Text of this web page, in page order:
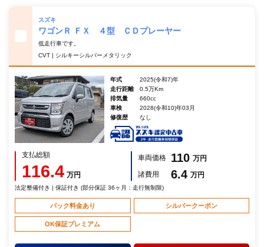
スズキ
ワゴンＲ ＦＸ ４型 ＣＤプレーヤー
低走行車です。
CVT | シルキーシルバーメタリック
年式
2025(令和7)年
走行距離
0.5万Km
排気量
660cc
車検
2028(令和10)年03月
修復歴
なし
支払総額
116.4 万円
車両価格 110 万円
諸費用
6.4 万円
法定整備付き | 保証付き (部分保証 36ヶ月：走行無制限)
パック料金あり シルバークーポン
OK保証プレミアム